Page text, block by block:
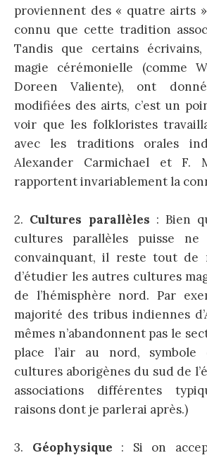
proviennent des « quatre airts
connu que cette tradition
Tandis que certains
magie cérémonielle (comme
Doreen Valiente), ont
modifiées des airts, c’est un
voir que les folkloristes
avec les traditions orales
Alexander Carmichael et F.
rapportent invariablement la
2. Cultures parallèles : Bien
cultures parallèles puisse
convainquant, il reste tout de
d’étudier les autres cultures
de l’hémisphère nord. Par
majorité des tribus indiennes
mêmes n’abandonnent pas le
place l’air au nord, symbole
cultures aborigènes du sud de
associations différentes
raisons dont je parlerai après.)
3. Géophysique : Si on